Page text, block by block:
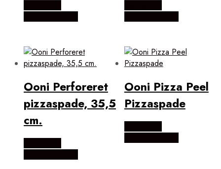
Ooni Perforeret
pizzaspade, 35,5
cm.
Ooni Pizza Peel
Pizzaspade